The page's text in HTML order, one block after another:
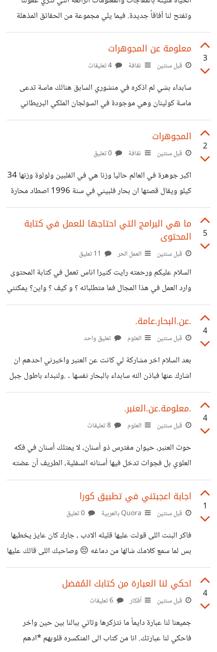
وتفتح لنا آفاقاً جديدة. فيما يلي مجموعة من الحقائق المذهلة
التي تحمل في طياتها مزيجاً من العلم والإلهام. اقرأها واستمتع
أنقى بحيرة في العالم، وهي عذبة ناتجة عن ذوبان الثلوج.
العناكب لا تحب الدم البشري، لذا لن تقترب منك أثناء
3
معلومة عن المجوهرات
قبل سنتين ثقافة
سابداء بشي لم اذكره في منشوري السابق هنالك ماسة تدعى
ماسة كولينان وهي موجودة في السولجان الملكي البريطاني
ووزنها 530 قيراط وقرات ان سعرها 400 مليون دولار ، وهي
ماسة قطعت من ماسة كبيرة لتسعة قطع واكبرهم كولينان .
عشرات من الاحجار الكريمة واكثر من 2800 ماسة. ولكن
الالماس لم يكن بهذه القيم الضخمة في نهاية
2
المجوهرات
قبل سنتين ثقافة
اكبر جوهرة في العالم حاليا وزنا هي في الفلبين ولولوة وزنها 34
كيلو ويقال قصتها ان بحار فلبيني في سنة 1996 اصطاد محارة
عملاقة ( وهو في الاساس سمكة ) ووجدت داخلها لولوة عملاقة
وليست بدائرية وطولها 66 سنتمتر ، وذهب بها لمنزله ظنا انه
ستجلب له الحظ الجيد 😂 ( لا يعلم انها الحظ الجيد ) وبعد
عشرة سنين انحرق منزله ولم يصير ل لولوة شي فذهب بها
للحكومة ، وقدر ثمنها في وقتها 100 مليون دولار ، وكانت
5
ما هي البرامج التي احتاجها للعمل في كتابة
المحتوى
قبل سنتين العمل الحر
السلام عليكم ورحمته رايت كثيرا اناس تعمل في كتابة المحتوى
وارد العمل في هذا المجال فما متطلباته ؟ و كيف ؟ واين؟ يمكنني
العمل .
4
.عن.البحار.عامة.
قبل سنتين العلوم تعليق واحد
بعد السلام اخر مشاركة لي كانت عن العنبر واخبرني احدهم ان
اشارك عنها فباذن الله سابداء بالبحار نفسها . .ولنبداء باطول جبل
في العالم تحت سطح الارض واسمه ( maun kea) وطوله
طوله 8 الف متر . . وايضا الشلالات رائعة ومنظرها جميل واكبر
شلال في العالم
4
.معلومة.عن.العنبر.
قبل سنتين العلوم
حوت العنبر، حيوان مفترس ذو أسنان، لا يمتلك أسنان في فكه
العلوي بل فجوات تدخل فيها أسنانه السفلية، الطريف أن عضته
ضعيفة نسبيًا وطريقته المفضلة في الأكل هي بلع الفريسة كاملة،
وفريسته الأساسية والمفضلة هي الحبار العملاق الذي يصل طوله
إلى 13 متر!! • العنبر هو قيء وبراز حوت العنبر ويبلغ ثمنه
العطور كمقوي ومثبت. • حوت العنبر هو أعلى الحيوانات صوتــًا
على الإطلاق حيث يتراوح صوت طقطقاته من 200 إلى 230
1
اجابة اعجبتني في تطبيق كورا
قبل سنتين
فاكر البنت اللى قولت عليها قليله الادب ، جارك كان عايز يخطبها
بس لما سمع كلامك شالها من دماغه 😔 وصاحبك اللى قالك عليها
شمال ده كداب كان عايز يكلمها بس هى رفضت **خطوبتها ف
رقبتك** فاكر المحتاج اللى كان بيشحت وقولت عليه ده نصاب!!
كان في واحد هايسعده بس لما سمع كلامك دخل الفلوس في
اللى مر عليك وعينك جت ف عينه وما سلمش عليك ومن ساعتها
انت
4
احكي لنا العبارة من كتابك المُفضل
قبل سنتين أفكار
جميعنا لنا عبارة دايمأ ما نتزكرها وتاتي ببالنا بين حين واخر
فاحكي لنا عبارتك. انا من كتاب الى المنكسره قلوبهم *ادهم